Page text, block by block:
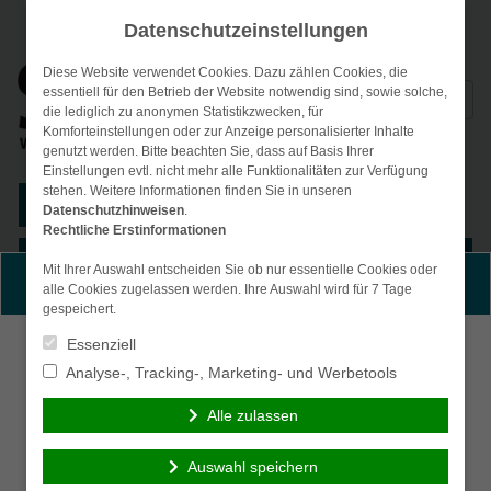
Suchen
nach:
Kunden-Login
Persönliche Beratung gewünscht?
Ich wünsche eine
persönliche Beratung
und möchte Kontakt mit
aufnehmen.
persönliche Beratung
und möchte mit dem
Besuch der Seite
fortfahren.
Datenschutzeinstellungen
Diese Website verwendet Cookies. Dazu zählen Cookies, die
essentiell für den Betrieb der Website notwendig sind, sowie solche,
die lediglich zu anonymen Statistikzwecken, für
Komforteinstellungen oder zur Anzeige personalisierter Inhalte
genutzt werden. Bitte beachten Sie, dass auf Basis Ihrer
Einstellungen evtl. nicht mehr alle Funktionalitäten zur Verfügung
stehen. Weitere Informationen finden Sie in unseren
Datenschutzhinweisen.
Rechtliche Erstinformationen
Mit Ihrer Auswahl entscheiden Sie ob nur essentielle Cookies oder
alle Cookies zugelassen werden. Ihre Auswahl wird für 7 Tage
gespeichert.
Essenziell
Analyse-, Tracking-, Marketing- und Werbetools
Alle zulassen
Auswahl speichern